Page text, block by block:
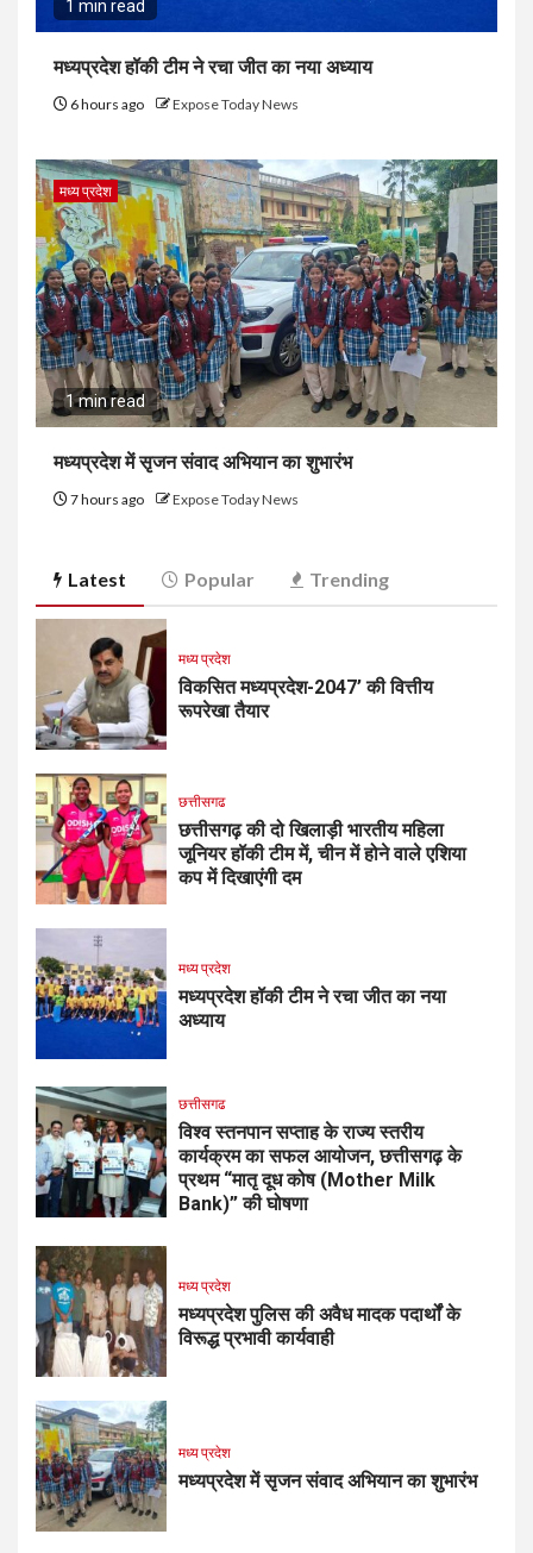
1 min read
मध्यप्रदेश हॉकी टीम ने रचा जीत का नया अध्याय
6 hours ago Expose Today News
मध्य प्रदेश
1 min read
मध्यप्रदेश में सृजन संवाद अभियान का शुभारंभ
7 hours ago Expose Today News
Latest Popular Trending
मध्य प्रदेश
विकसित मध्यप्रदेश-2047’ की वित्तीय
रूपरेखा तैयार
छत्तीसगढ
छत्तीसगढ़ की दो खिलाड़ी भारतीय महिला
जूनियर हॉकी टीम में, चीन में होने वाले एशिया
कप में दिखाएंगी दम
मध्य प्रदेश
मध्यप्रदेश हॉकी टीम ने रचा जीत का नया
अध्याय
छत्तीसगढ
विश्व स्तनपान सप्ताह के राज्य स्तरीय
कार्यक्रम का सफल आयोजन, छत्तीसगढ़ के
प्रथम “मातृ दूध कोष (Mother Milk
Bank)” की घोषणा
मध्य प्रदेश
मध्यप्रदेश पुलिस की अवैध मादक पदार्थों के
विरूद्ध प्रभावी कार्यवाही
मध्य प्रदेश
मध्यप्रदेश में सृजन संवाद अभियान का शुभारंभ